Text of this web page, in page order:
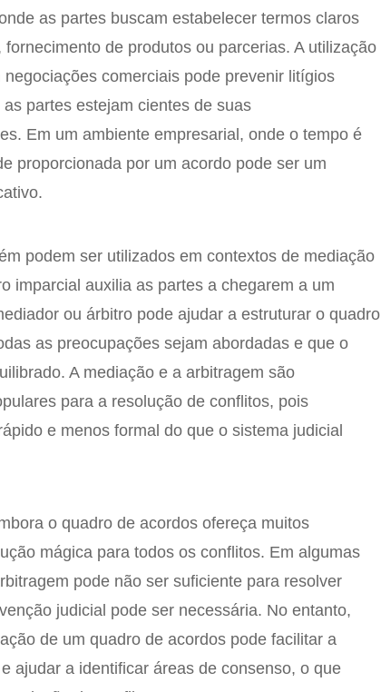
as partes buscam estabelecer termos claros
de produtos ou parcerias. A utilização
comerciais pode prevenir litígios
partes estejam cientes de suas
Em um ambiente empresarial, onde o tempo é
proporcionada por um acordo pode ser um
podem ser utilizados em contextos de mediação
imparcial auxilia as partes a chegarem a um
ou árbitro pode ajudar a estruturar o quadro
as preocupações sejam abordadas e que o
A mediação e a arbitragem são
para a resolução de conflitos, pois
e menos formal do que o sistema judicial
o quadro de acordos ofereça muitos
mágica para todos os conflitos. Em algumas
pode não ser suficiente para resolver
judicial pode ser necessária. No entanto,
de um quadro de acordos pode facilitar a
ajudar a identificar áreas de consenso, o que